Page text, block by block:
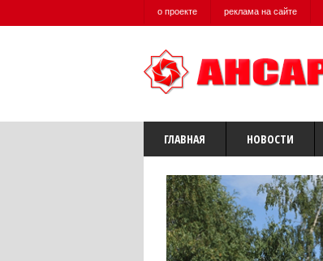
о проекте реклама на сайте
ГЛАВНАЯ НОВОСТИ